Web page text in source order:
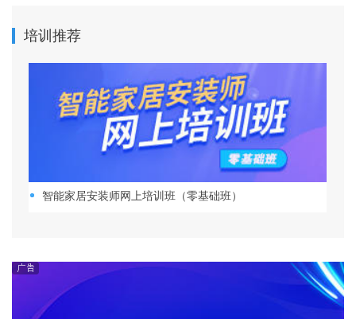
培训推荐
智能家居安装师网上培训班（零基础班）